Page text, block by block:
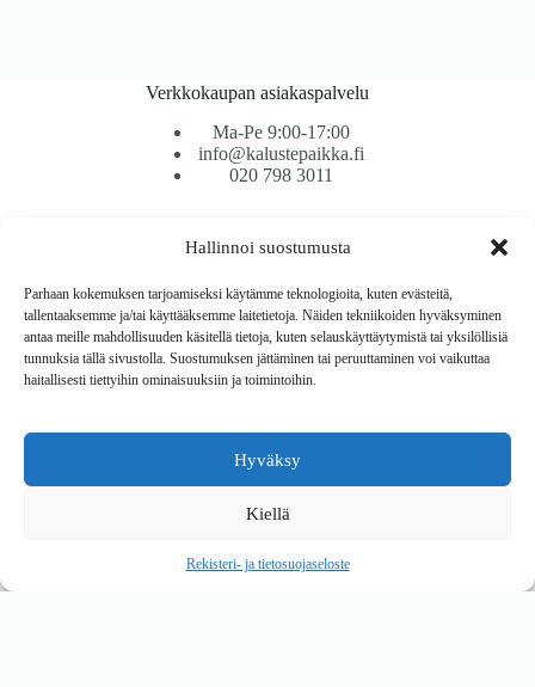
Hallinnoi suostumusta
Parhaan kokemuksen tarjoamiseksi käytämme teknologioita, kuten evästeitä,
tallentaaksemme ja/tai käyttääksemme laitetietoja. Näiden tekniikoiden hyväksyminen
antaa meille mahdollisuuden käsitellä tietoja, kuten selauskäyttäytymistä tai yksilöllisiä
tunnuksia tällä sivustolla. Suostumuksen jättäminen tai peruuttaminen voi vaikuttaa
haitallisesti tiettyihin ominaisuuksiin ja toimintoihin.
Hyväksy
Kiellä
Rekisteri- ja tietosuojaseloste
Verkkokaupan asiakaspalvelu
Ma-Pe 9:00-17:00
info@kalustepaikka.fi
020 798 3011
Maksutavat
Vaihto ja palautus
Reklamaatiot
Tietoa
Copyright © 2026 Kalustepaikka